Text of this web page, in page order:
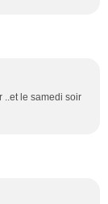
..et le samedi soir